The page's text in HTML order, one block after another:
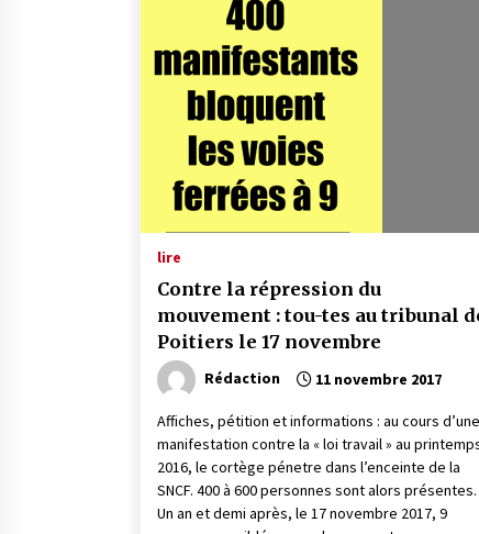
lire
Contre la répression du
mouvement : tou-tes au tribunal
Poitiers le 17 novembre
Rédaction 11 novembre 2017
Affiches, pétition et informations : au cours d’une
manifestation contre la « loi travail » au
2016, le cortège pénetre dans l’enceinte de la
SNCF. 400 à 600 personnes sont alors présentes.
Un an et demi après, le 17 novembre 2017, 9